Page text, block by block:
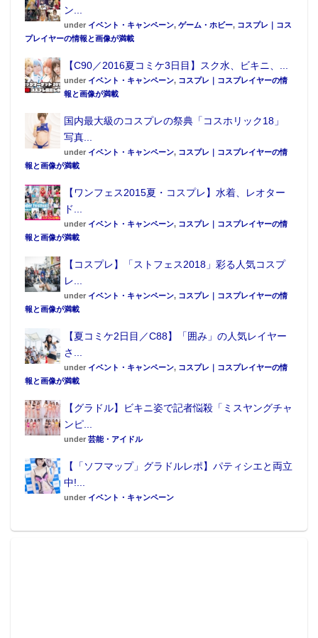
ン...
under イベント・キャンペーン, ゲーム・ホビー, コスプレ｜コス
プレイヤーの情報と画像が満載
【C90／2016夏コミケ3日目】スク水、ビキニ、...
under イベント・キャンペーン, コスプレ｜コスプレイヤーの情
報と画像が満載
国内最大級のコスプレの祭典「コスホリック18」
写真...
under イベント・キャンペーン, コスプレ｜コスプレイヤーの情
報と画像が満載
【ワンフェス2015夏・コスプレ】水着、レオター
ド...
under イベント・キャンペーン, コスプレ｜コスプレイヤーの情
報と画像が満載
【コスプレ】「ストフェス2018」彩る人気コスプ
レ...
under イベント・キャンペーン, コスプレ｜コスプレイヤーの情
報と画像が満載
【夏コミケ2日目／C88】「囲み」の人気レイヤー
さ...
under イベント・キャンペーン, コスプレ｜コスプレイヤーの情
報と画像が満載
【グラドル】ビキニ姿で記者悩殺「ミスヤングチャ
ンピ...
under 芸能・アイドル
【「ソフマップ」グラドルレポ】パティシエと両立
中!...
under イベント・キャンペーン